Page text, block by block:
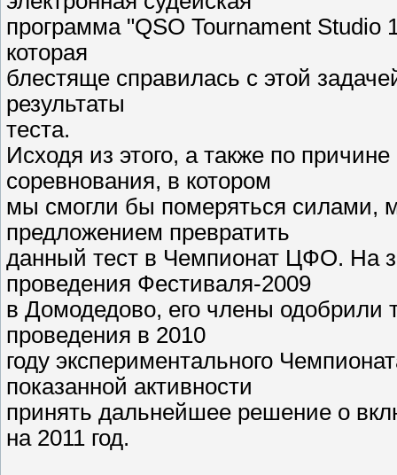
программа "QSO Tournament
которая
блестяще справилась с этой
результаты
теста.
Исходя из этого, а также по
соревнования, в котором
мы смогли бы померяться силами,
предложением превратить
данный тест в Чемпионат ЦФО. На
проведения Фестиваля-2009
в Домодедово, его члены одобрили
проведения в 2010
году экспериментального
показанной активности
принять дальнейшее решение о
на 2011 год.